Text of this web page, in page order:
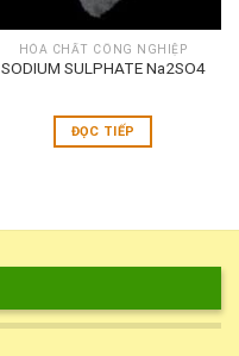
HÓA CHẤT CÔNG NGHIỆP
SODIUM SULPHATE Na2SO4
ĐỌC TIẾP